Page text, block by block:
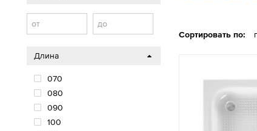
Сортировать по:
от до
Длина
070
080
090
100